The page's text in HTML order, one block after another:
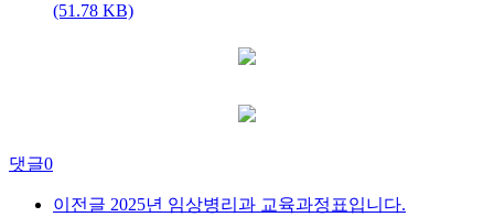
(51.78 KB)
댓글0
이전글 2025년 임상병리과 교육과정표입니다.